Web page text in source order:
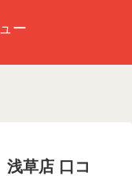
ー
浅草店 口コ